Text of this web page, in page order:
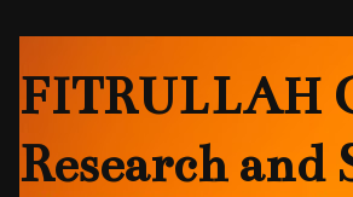
Research